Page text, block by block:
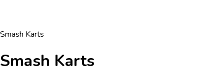
Smash Karts
Smash Karts